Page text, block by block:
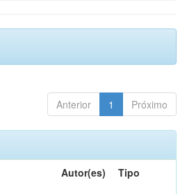
Anterior 1 Próximo
Autor(es) Tipo